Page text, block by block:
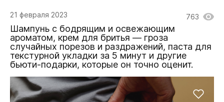
21 февраля 2023 763
Шампунь с бодрящим и освежающим
ароматом, крем для бритья — гроза
случайных порезов и раздражений, паста для
текстурной укладки за 5 минут и другие
бьюти-подарки, которые он точно оценит.